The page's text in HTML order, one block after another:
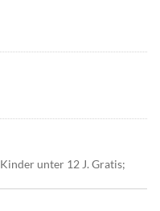
unter 12 J. Gratis;